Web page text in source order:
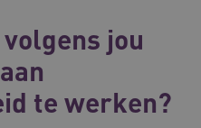
jou
te werken?